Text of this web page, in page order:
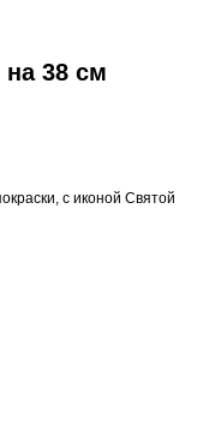
38 см
с иконой Святой